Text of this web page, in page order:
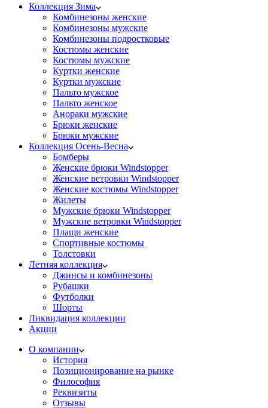
Коллекция Зима
Комбинезоны женские
Комбинезоны мужские
Комбинезоны подростковые
Костюмы женские
Костюмы мужские
Куртки женские
Куртки мужские
Пальто мужское
Пальто женское
Анораки мужские
Брюки женские
Брюки мужские
Коллекция Осень-Весна
Бомберы
Женские брюки Windstopper
Женские ветровки Windstopper
Женские костюмы Windstopper
Жилеты
Мужские брюки Windstopper
Мужские ветровки Windstopper
Плащи женские
Спортивные костюмы
Толстовки
Летняя коллекция
Джинсы и комбинезоны
Рубашки
Футболки
Шорты
Ликвидация коллекции
Акции
О компании
История
Позиционирование на рынке
Философия
Реквизиты
Отзывы